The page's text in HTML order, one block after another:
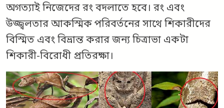
অগত্যাই নিজেদের রং বদলাতে হবে। রং এবং
উজ্জ্বলতার আকস্মিক পরিবর্তনের সাথে শিকারীদের
বিস্মিত এবং বিভ্রান্ত করার জন্য চিত্রাভা একটা
শিকারী-বিরোধী প্রতিরক্ষা।